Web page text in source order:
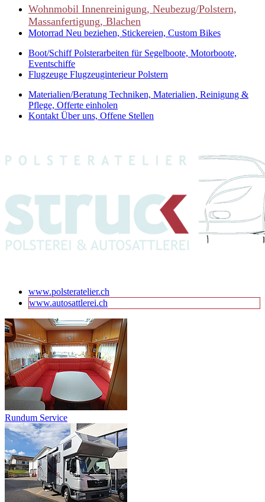
Wohnmobil Innenreinigung, Neubezug/Polstern,
Massanfertigung, Blachen
Motorrad Neu beziehen, Stickereien, Custom Bikes
Boot/SchiffPolsterarbeiten für Segelboote, Motorboote,
Eventschiffe
Flugzeuge Flugzeuginterieur Polstern
Materialien/Beratung Techniken, Materialien, Reinigung &
Pflege, Offerte einholen
KontaktÜber uns, Offene Stellen
www.polsteratelier.ch
www.autosattlerei.ch
Rundum Service